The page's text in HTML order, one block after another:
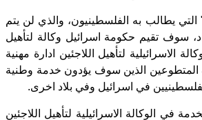
يطالب به الفلسطينيون، والذي لن يتم
سوف تقيم حكومة اسرائيل وكالة لتأهيل
الاسرائيلية لتأهيل اللاجئين ادارة مهنية
الذين سوف يؤدون خدمة وطنية
في اسرائيل وفي بلاد اخرى.
في الوكالة الاسرائيلية لتأهيل اللاجئين